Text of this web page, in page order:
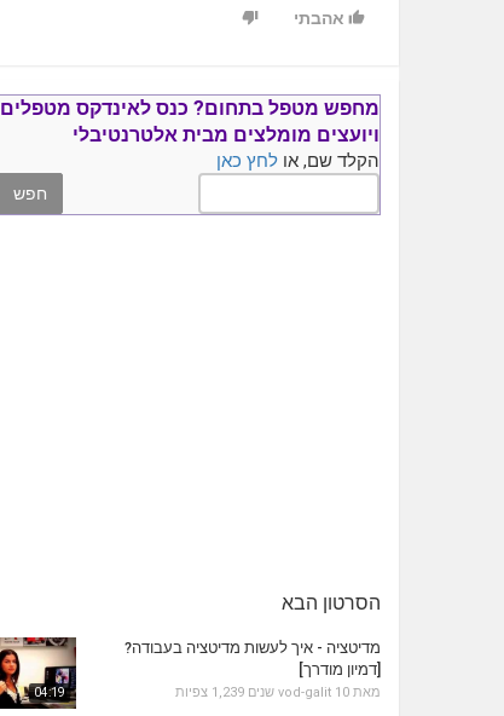
אהבתי
מחפש מטפל בתחום? כנס לאינדקס מטפלים
ויועצים מומלצים מבית אלטרנטיבלי
הקלד שם, או לחץ כאן
הסרטון הבא
04:19
מדיטציה - איך לעשות מדיטציה בעבודה?
[דמיון מודרך]
מאת vod-galit 10 שנים 1,239 צפיות